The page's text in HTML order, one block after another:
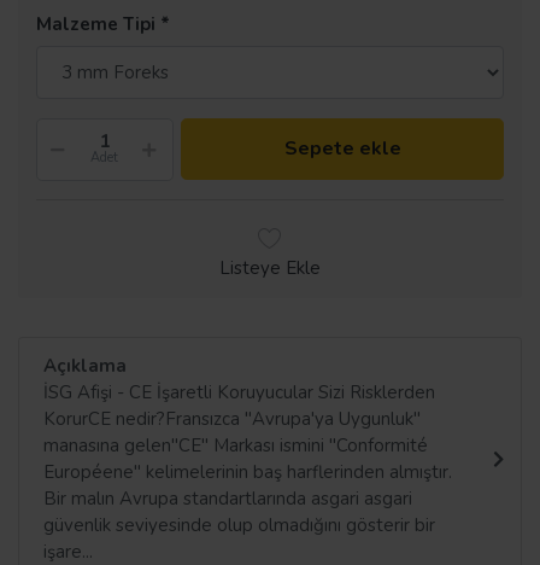
Malzeme Tipi
Adet Sepete ekle
Listeye Ekle
Açıklama
İSG Afişi - CE İşaretli Koruyucular Sizi Risklerden
KorurCE nedir?Fransızca "Avrupa'ya Uygunluk"
manasına gelen"CE" Markası ismini "Conformité
Européene" kelimelerinin baş harflerinden almıştır.
Bir malın Avrupa standartlarında asgari asgari
güvenlik seviyesinde olup olmadığını gösterir bir
işare...